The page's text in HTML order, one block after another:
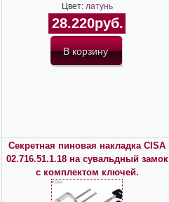
Цвет: латунь
28.220руб.
Секретная пиновая накладка CISA
02.716.51.1.18 на сувальдный замок
с комплектом ключей.